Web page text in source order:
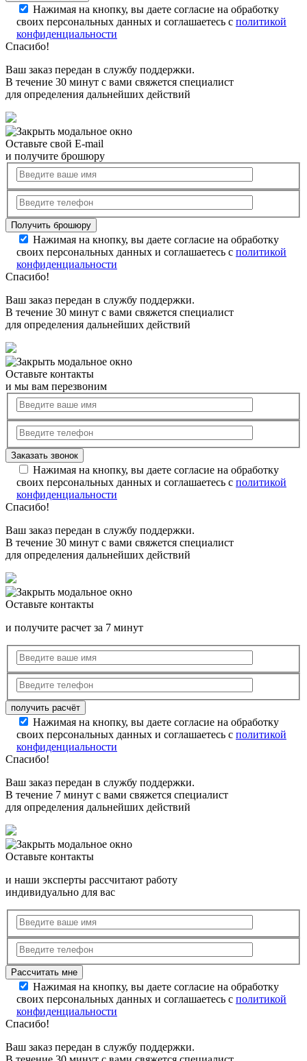
Нажимая на кнопку, вы даете согласие на обработку
своих персональных данных и соглашаетесь с политикой
конфиденциальности
Спасибо!
Ваш заказ передан в службу поддержки.
В течение 30 минут с вами свяжется специалист
для определения дальнейших действий
Оставьте свой E-mail
и получите брошюру
Нажимая на кнопку, вы даете согласие на обработку
своих персональных данных и соглашаетесь с политикой
конфиденциальности
Спасибо!
Ваш заказ передан в службу поддержки.
В течение 30 минут с вами свяжется специалист
для определения дальнейших действий
Оставьте контакты
и мы вам перезвоним
Нажимая на кнопку, вы даете согласие на обработку
своих персональных данных и соглашаетесь с политикой
конфиденциальности
Спасибо!
Ваш заказ передан в службу поддержки.
В течение 30 минут с вами свяжется специалист
для определения дальнейших действий
Оставьте контакты
и получите расчет за 7 минут
Нажимая на кнопку, вы даете согласие на обработку
своих персональных данных и соглашаетесь с политикой
конфиденциальности
Спасибо!
Ваш заказ передан в службу поддержки.
В течение 7 минут с вами свяжется специалист
для определения дальнейших действий
Оставьте контакты
и наши эксперты рассчитают работу
индивидуально для вас
Нажимая на кнопку, вы даете согласие на обработку
своих персональных данных и соглашаетесь с политикой
конфиденциальности
Спасибо!
Ваш заказ передан в службу поддержки.